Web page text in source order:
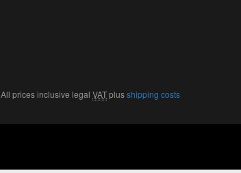
All prices inclusive legal VATplusshipping costs